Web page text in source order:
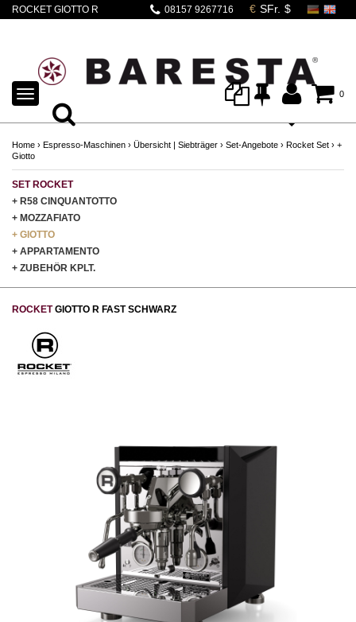
ROCKET GIOTTO R
08157 9267716
0
TOGGLE
NAVIGATION
Home › Espresso-Maschinen › Übersicht | Siebträger › Set-Angebote › Rocket Set › +
Giotto
SET ROCKET
+ R58 CINQUANTOTTO
+ MOZZAFIATO
+ GIOTTO
+ APPARTAMENTO
+ ZUBEHÖR KPLT.
ROCKETGIOTTO R FAST SCHWARZ